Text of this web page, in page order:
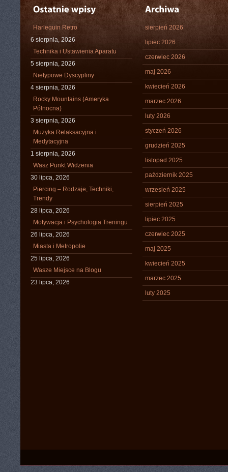
Harlequin Retro
6 sierpnia, 2026
Technika i Ustawienia Aparatu
5 sierpnia, 2026
Nietypowe Dyscypliny
4 sierpnia, 2026
Rocky Mountains (Ameryka
Północna)
3 sierpnia, 2026
Muzyka Relaksacyjna i
Medytacyjna
1 sierpnia, 2026
Wasz Punkt Widzenia
30 lipca, 2026
Piercing – Rodzaje, Techniki,
Trendy
28 lipca, 2026
Motywacja i Psychologia Treningu
26 lipca, 2026
Miasta i Metropolie
25 lipca, 2026
Wasze Miejsce na Blogu
23 lipca, 2026
sierpień 2026
lipiec 2026
czerwiec 2026
maj 2026
kwiecień 2026
marzec 2026
luty 2026
styczeń 2026
grudzień 2025
listopad 2025
październik 2025
wrzesień 2025
sierpień 2025
lipiec 2025
czerwiec 2025
maj 2025
kwiecień 2025
marzec 2025
luty 2025